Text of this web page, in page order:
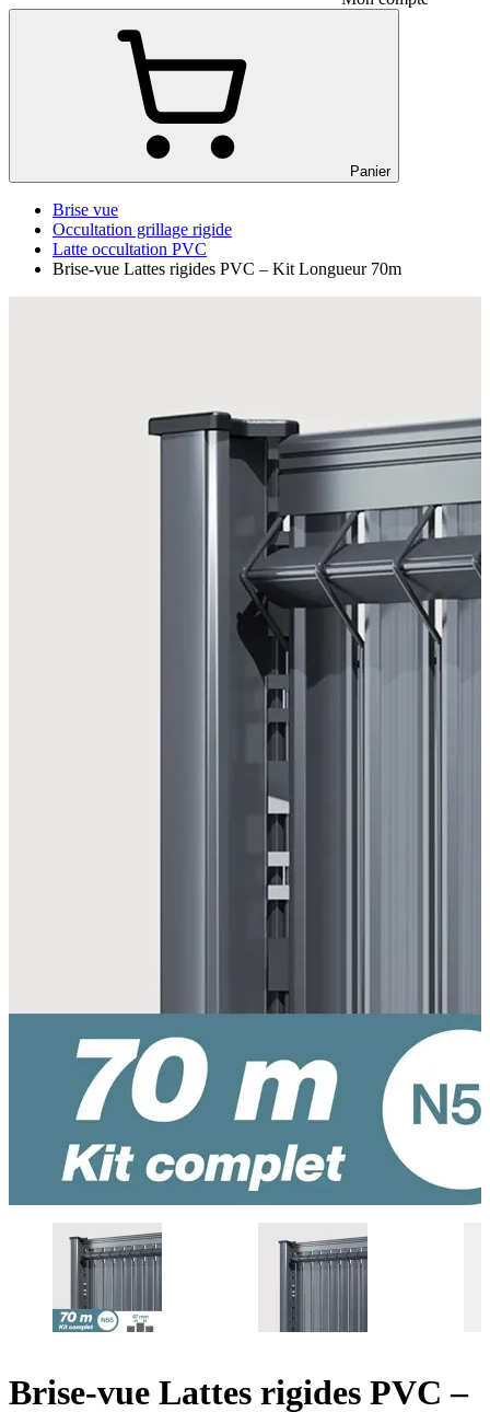
Panier
Brise vue
Occultation grillage rigide
Latte occultation PVC
Brise-vue Lattes rigides PVC – Kit Longueur 70m
Brise-vue Lattes rigides PVC –